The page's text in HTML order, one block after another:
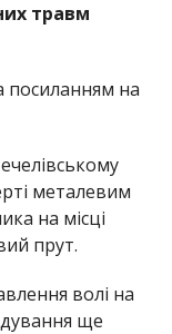
травм
посиланням на
металевим
на місці
прут.
волі на
ще